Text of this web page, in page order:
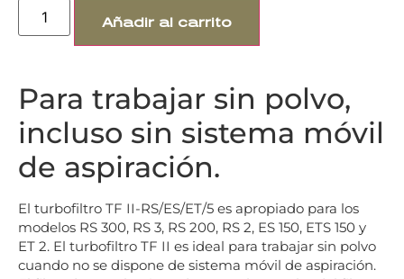
Añadir al carrito
Para trabajar sin polvo,
incluso sin sistema móvil
de aspiración.
El turbofiltro TF II-RS/ES/ET/5 es apropiado para los
modelos RS 300, RS 3, RS 200, RS 2, ES 150, ETS 150 y
ET 2. El turbofiltro TF II es ideal para trabajar sin polvo
cuando no se dispone de sistema móvil de aspiración.